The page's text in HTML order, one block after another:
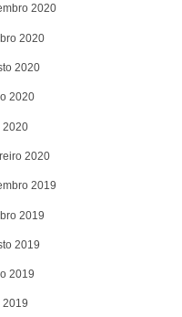
2020
2020
2020
2020
2020
2020
2019
2019
2019
2019
2019